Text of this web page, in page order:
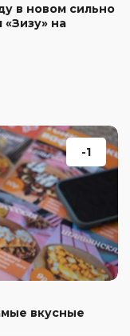
-1
вкусные
в новом сильно
на